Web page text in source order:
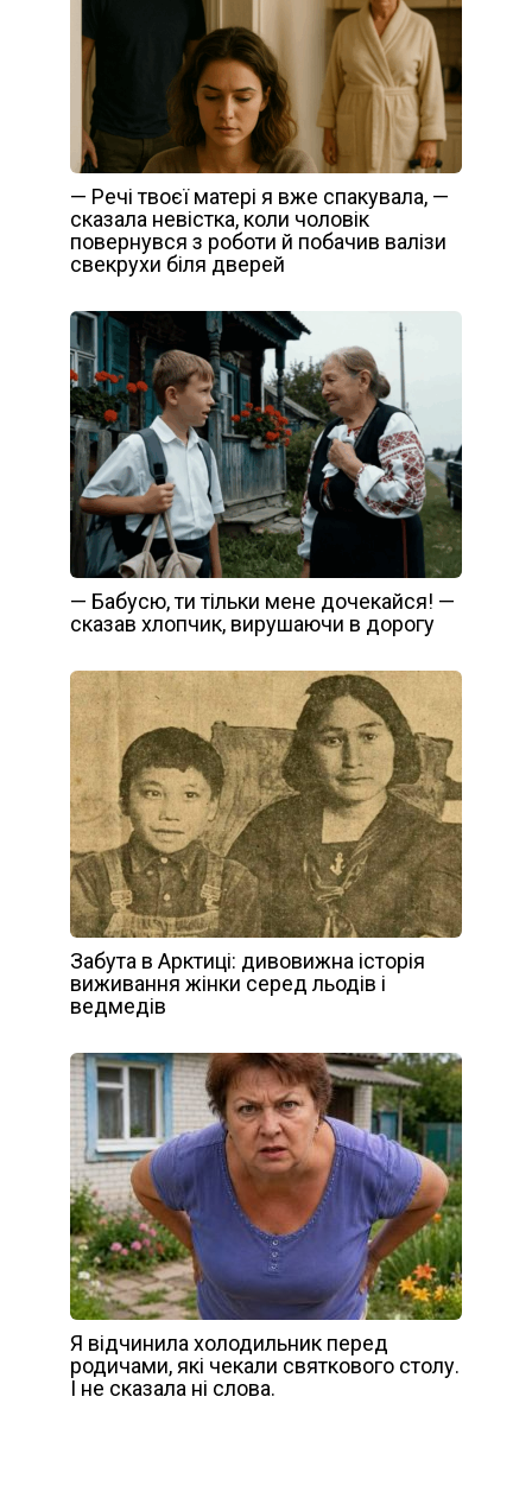
— Речі твоєї матері я вже спакувала, —
сказала невістка, коли чоловік
повернувся з роботи й побачив валізи
свекрухи біля дверей
— Бабусю, ти тільки мене дочекайся! —
сказав хлопчик, вирушаючи в дорогу
Забута в Арктиці: дивовижна історія
виживання жінки серед льодів і
ведмедів
Я відчинила холодильник перед
родичами, які чекали святкового столу.
І не сказала ні слова.